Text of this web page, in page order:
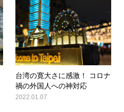
台湾の寛大さに感激！ コロナ
禍の外国人への神対応
2022.01.07